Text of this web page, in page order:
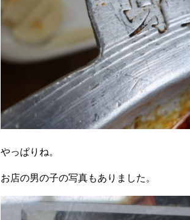
やっぱりね。
お店の男の子の写真もありました。